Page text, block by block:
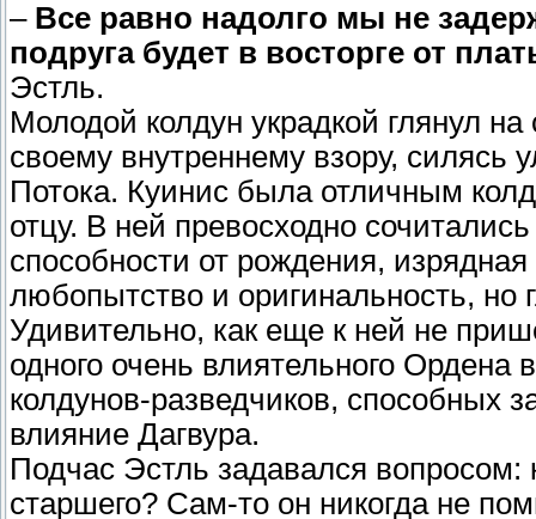
–Все равно надолго мы не
подруга будет в восторге от
Эстль.
Молодой колдун украдкой глянул
своему внутреннему взору, силясь
Потока. Куинис была отличным
отцу. В ней превосходно
способности от рождения,
любопытство и оригинальность, но
Удивительно, как еще к ней не
одного очень влиятельного
колдунов-разведчиков, способных
влияние Дагвура.
Подчас Эстль задавался вопросом:
старшего? Сам-то он никогда не